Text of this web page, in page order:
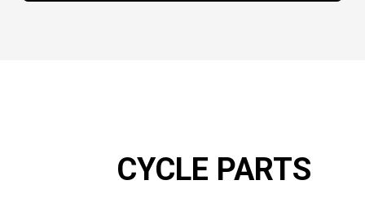
CYCLE PARTS